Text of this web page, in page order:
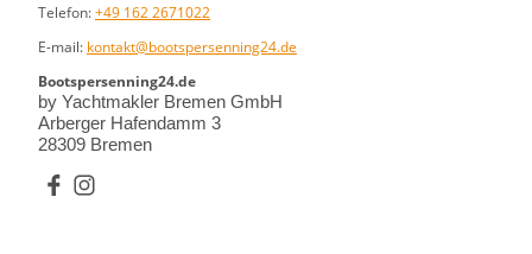
Telefon:+49 162 2671022
E-mail: kontakt@bootspersenning24.de
Bootspersenning24.de
by Yachtmakler Bremen GmbH
Arberger Hafendamm 3
28309 Bremen